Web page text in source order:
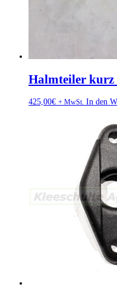
Halmteiler kurz
425,00€ + MwSt. In den